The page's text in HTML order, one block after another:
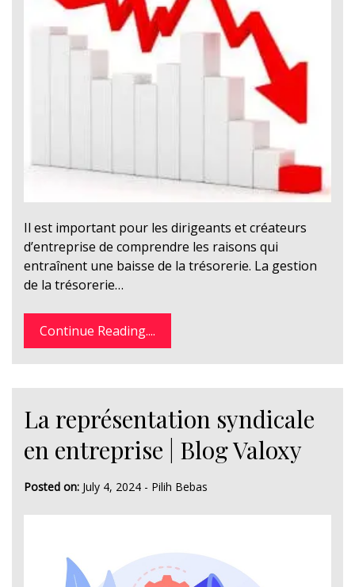
Il est important pour les dirigeants et créateurs
d’entreprise de comprendre les raisons qui
entraînent une baisse de la trésorerie. La gestion
de la trésorerie…
Continue Reading....
La représentation syndicale
en entreprise | Blog Valoxy
Posted on: July 4, 2024 - Pilih Bebas